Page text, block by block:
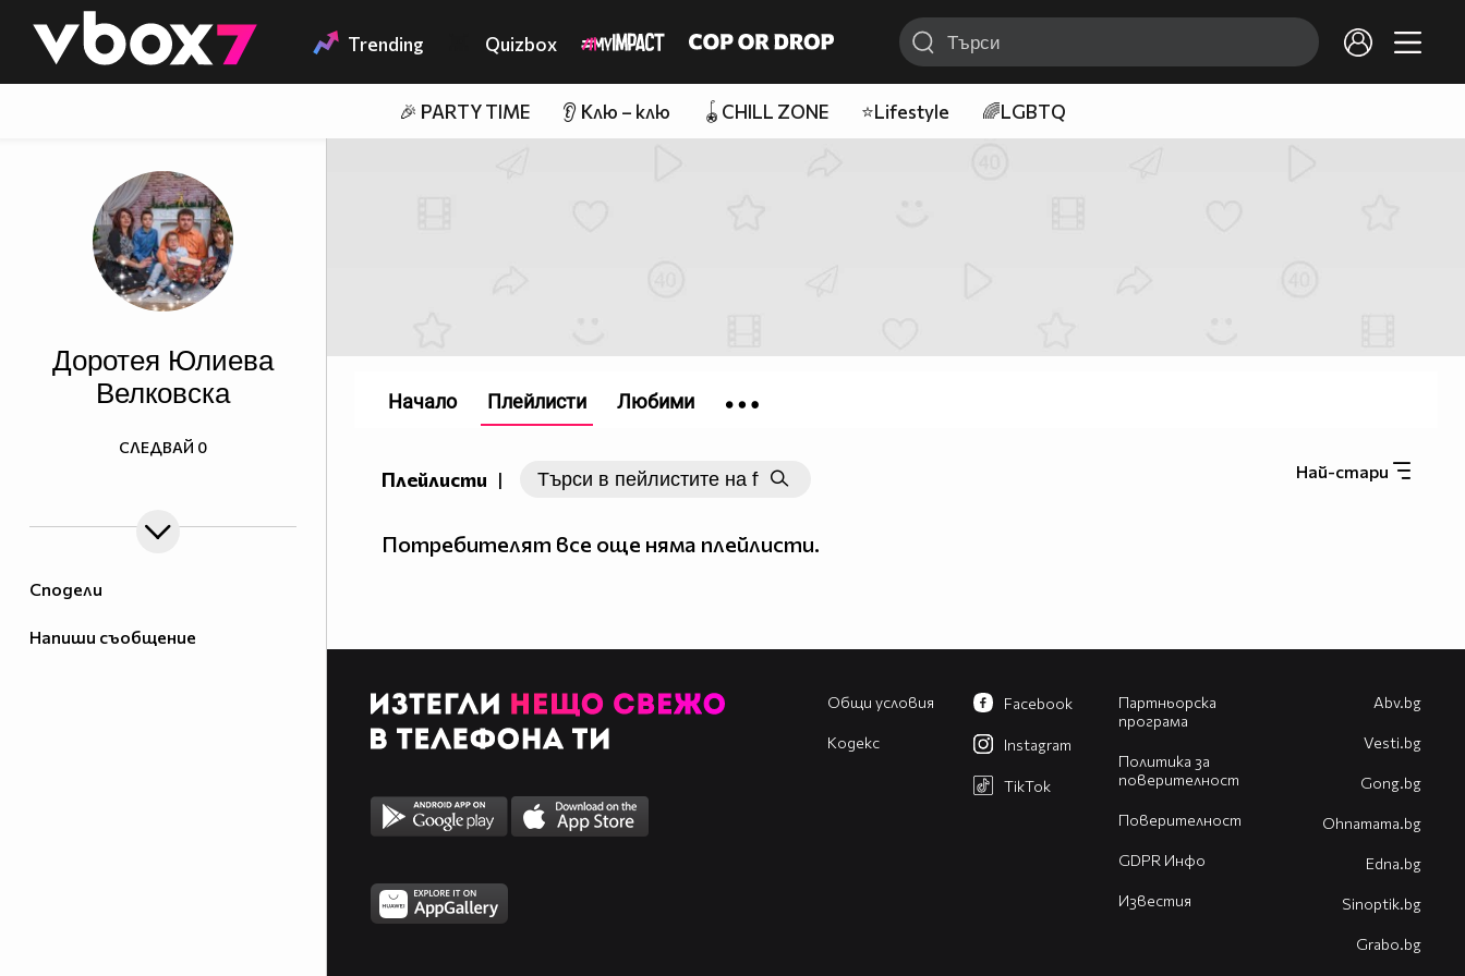
👾 Trending Quizbox
🎉 PARTY TIME 👂 Клю – клю 🪀CHILL ZONE ⭐Lifestyle 🌈LGBTQ
Сподели
Напиши съобщение
Доротея Юлиева
Велковска
СЛЕДВАЙ 0
Плейлисти | Най-стари
Потребителят все още няма плейлисти.
Начало Плейлисти Любими
Общи условия
Кодекс
Партньорска
програма
Политика за
поверителност
Поверителност
GDPR Инфо
Известия
Facebook
Instagram
TikTok
Abv.bg
Vesti.bg
Gong.bg
Оhnamama.bg
Edna.bg
Sinoptik.bg
Grabo.bg